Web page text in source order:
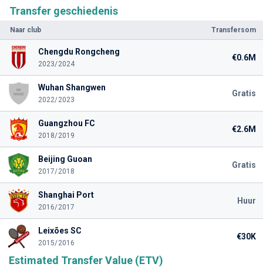
Transfer geschiedenis
Naar club Transfersom
Chengdu Rongcheng
2023/2024
€0.6M
Wuhan Shangwen
2022/2023
Gratis
Guangzhou FC
2018/2019
€2.6M
Beijing Guoan
2017/2018
Gratis
Shanghai Port
2016/2017
Huur
Leixões SC
2015/2016
€30K
Estimated Transfer Value (ETV)